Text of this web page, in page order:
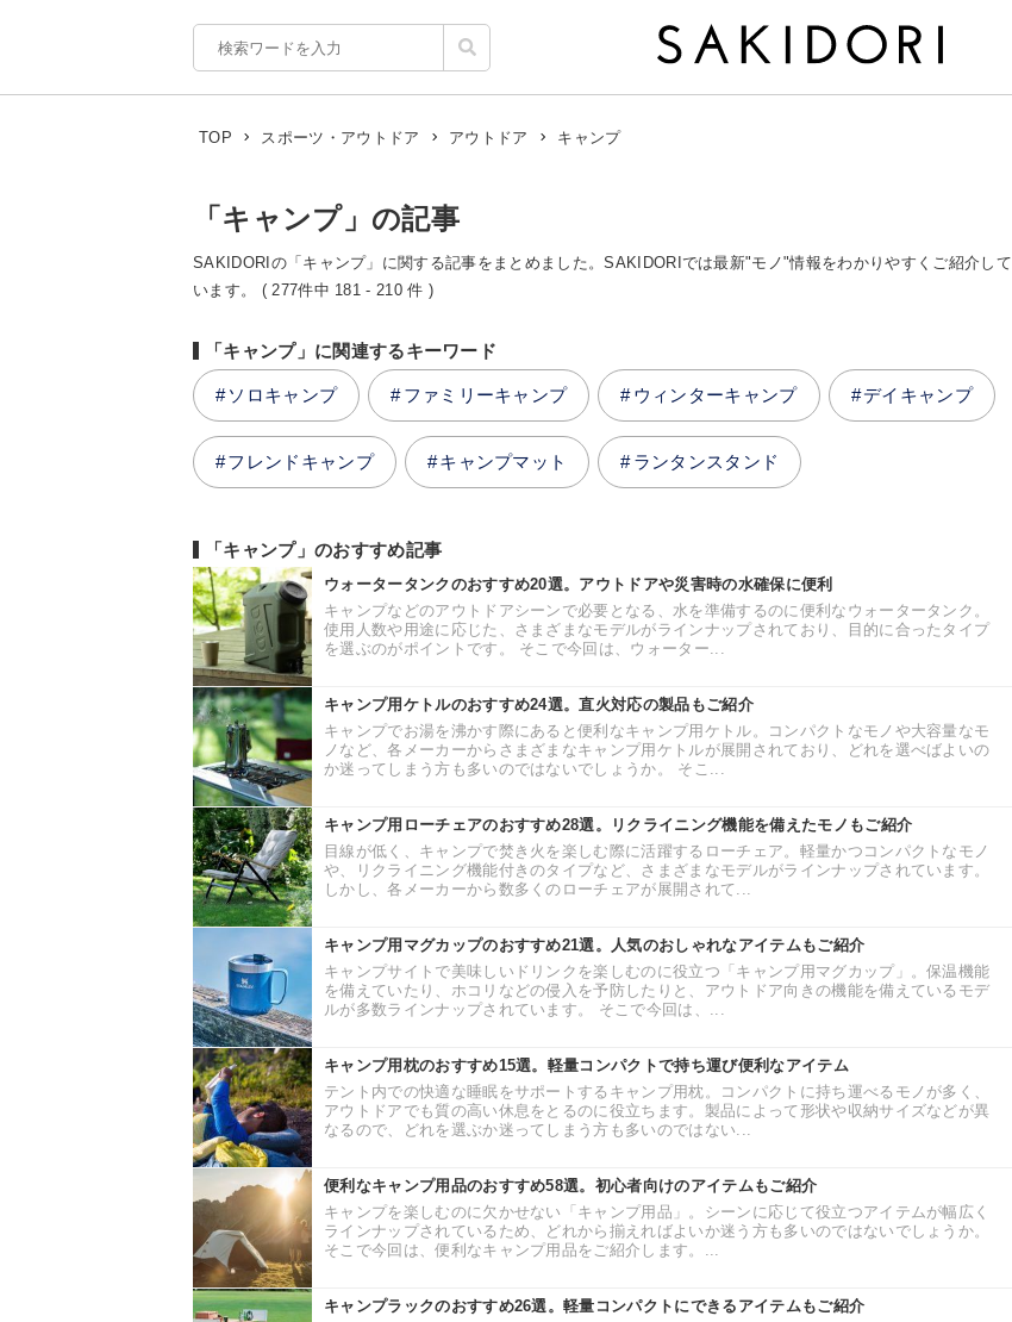
TOP スポーツ・アウトドア アウトドア キャンプ
「キャンプ」の記事
SAKIDORIの「キャンプ」に関する記事をまとめました。SAKIDORIでは最新"モノ"情報をわかりやすくご紹介して
います。 ( 277件中 181 - 210 件 )
「キャンプ」に関連するキーワード
ソロキャンプ ファミリーキャンプ ウィンターキャンプ デイキャンプ
フレンドキャンプ キャンプマット ランタンスタンド
「キャンプ」のおすすめ記事
ウォータータンクのおすすめ20選。アウトドアや災害時の水確保に便利
キャンプなどのアウトドアシーンで必要となる、水を準備するのに便利なウォータータンク。
使用人数や用途に応じた、さまざまなモデルがラインナップされており、目的に合ったタイプ
を選ぶのがポイントです。 そこで今回は、ウォーター...
キャンプ用ケトルのおすすめ24選。直火対応の製品もご紹介
キャンプでお湯を沸かす際にあると便利なキャンプ用ケトル。コンパクトなモノや大容量なモ
ノなど、各メーカーからさまざまなキャンプ用ケトルが展開されており、どれを選べばよいの
か迷ってしまう方も多いのではないでしょうか。 そこ...
キャンプ用ローチェアのおすすめ28選。リクライニング機能を備えたモノもご紹介
目線が低く、キャンプで焚き火を楽しむ際に活躍するローチェア。軽量かつコンパクトなモノ
や、リクライニング機能付きのタイプなど、さまざまなモデルがラインナップされています。
しかし、各メーカーから数多くのローチェアが展開されて...
キャンプ用マグカップのおすすめ21選。人気のおしゃれなアイテムもご紹介
キャンプサイトで美味しいドリンクを楽しむのに役立つ「キャンプ用マグカップ」。保温機能
を備えていたり、ホコリなどの侵入を予防したりと、アウトドア向きの機能を備えているモデ
ルが多数ラインナップされています。 そこで今回は、...
キャンプ用枕のおすすめ15選。軽量コンパクトで持ち運び便利なアイテム
テント内での快適な睡眠をサポートするキャンプ用枕。コンパクトに持ち運べるモノが多く、
アウトドアでも質の高い休息をとるのに役立ちます。製品によって形状や収納サイズなどが異
なるので、どれを選ぶか迷ってしまう方も多いのではない...
便利なキャンプ用品のおすすめ58選。初心者向けのアイテムもご紹介
キャンプを楽しむのに欠かせない「キャンプ用品」。シーンに応じて役立つアイテムが幅広く
ラインナップされているため、どれから揃えればよいか迷う方も多いのではないでしょうか。
そこで今回は、便利なキャンプ用品をご紹介します。...
キャンプラックのおすすめ26選。軽量コンパクトにできるアイテムもご紹介